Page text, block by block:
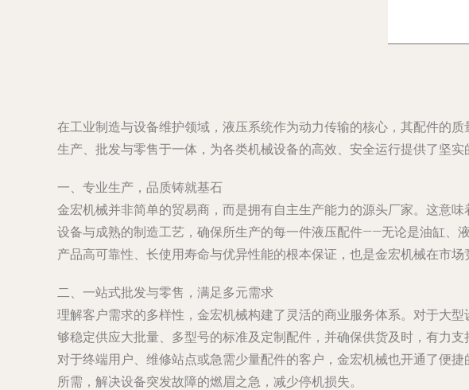
在工业制造与设备维护领域，液压系统作为动力传输的核心，其配件的
生产、批发与零售于一体，为各类机械设备的高效、安全运行提供了坚实
一、专业生产，品质铸就基石
金宏机械并非简单的贸易商，而是拥有自主生产能力的源头厂家。这意
设备与成熟的制造工艺，确保所生产的每一件液压配件——无论是油缸、
产品高可靠性、长使用寿命与优异性能的根本保证，也是金宏机械在市场
二、一站式批发与零售，满足多元需求
理解客户需求的多样性，金宏机械构建了灵活的商业服务体系。对于大
够稳定供应大批量、多型号的标准及定制配件，并确保供货及时，有力支
对于终端用户、维修站点或急需少量配件的客户，金宏机械也开通了便
所需，解决设备突发故障的燃眉之急，减少停机损失。